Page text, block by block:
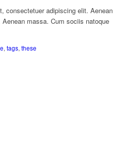
consectetuer adipiscing elit. Aenean
massa. Cum sociis natoque
, tags, these